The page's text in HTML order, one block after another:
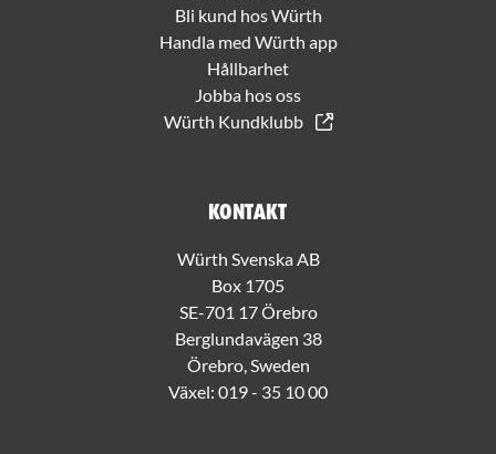
Bli kund hos Würth
Handla med Würth app
Hållbarhet
Jobba hos oss
Würth Kundklubb
Kontakt
Würth Svenska AB
Box 1705
SE-701 17 Örebro
Berglundavägen 38
Örebro, Sweden
Växel: 019 - 35 10 00